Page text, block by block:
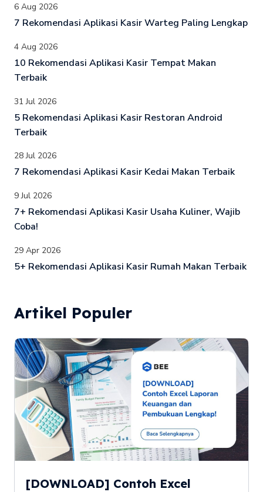
6 Aug 2026
7 Rekomendasi Aplikasi Kasir Warteg Paling Lengkap
4 Aug 2026
10 Rekomendasi Aplikasi Kasir Tempat Makan
Terbaik
31 Jul 2026
5 Rekomendasi Aplikasi Kasir Restoran Android
Terbaik
28 Jul 2026
7 Rekomendasi Aplikasi Kasir Kedai Makan Terbaik
9 Jul 2026
7+ Rekomendasi Aplikasi Kasir Usaha Kuliner, Wajib
Coba!
29 Apr 2026
5+ Rekomendasi Aplikasi Kasir Rumah Makan Terbaik
Artikel Populer
[DOWNLOAD] Contoh Excel